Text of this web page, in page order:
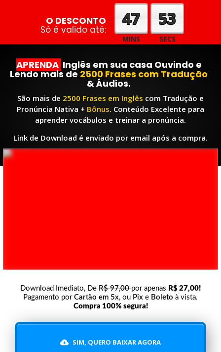
O DESCONTO
Só é valido até:
47
MINS
52
SECS
APRENDA Inglês em sua casa Ouvindo e
Lendo mais de 2500 Frases com Tradução
& Áudios.
São mais de 2500 Frases em Inglês com Tradução e
Pronúncia Nativa + Bônus. Conteúdo Excelente para
aprender vocábulos e treinar a pronúncia.
Link de Download é enviado por email após a compra.
Download Imediato, De R$ 97,00por apenas R$ 27,00!
Pagamento por Cartão em 5x, ou Pix e Boleto à vista.
Compra 100% segura!
SIM, QUERO BAIXAR AGORA